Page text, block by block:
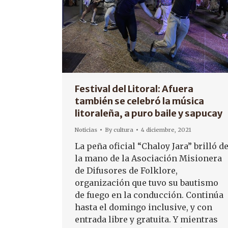
Festival del Litoral: Afuera
también se celebró la música
litoraleña, a puro baile y sapucay
Noticias Bycultura 4 diciembre, 2021
La peña oficial “Chaloy Jara” brilló de
la mano de la Asociación Misionera
de Difusores de Folklore,
organización que tuvo su bautismo
de fuego en la conducción. Continúa
hasta el domingo inclusive, y con
entrada libre y gratuita. Y mientras